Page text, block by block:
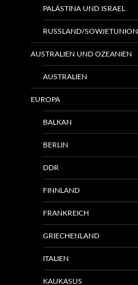
PALÄSTINA UND ISRAEL
RUSSLAND/SOWJETUNION
AUSTRALIEN UND OZEANIEN
AUSTRALIEN
EUROPA
BALKAN
BERLIN
DDR
FINNLAND
FRANKREICH
GRIECHENLAND
ITALIEN
KAUKASUS